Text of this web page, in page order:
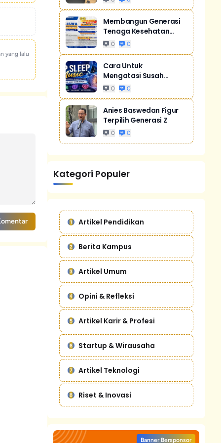
yang lalu
Membangun Generasi
Tenaga Kesehatan
Unggul Dan Men...
0 0
Cara Untuk
Mengatasi Susah
Tidur Akibat Stres
0 0
Anies Baswedan Figur
Terpilih Generasi Z
0 0
Kategori Populer
Artikel Pendidikan
Berita Kampus
Artikel Umum
Opini & Refleksi
Artikel Karir & Profesi
Startup & Wirausaha
Artikel Teknologi
Riset & Inovasi
Banner Bersponsor